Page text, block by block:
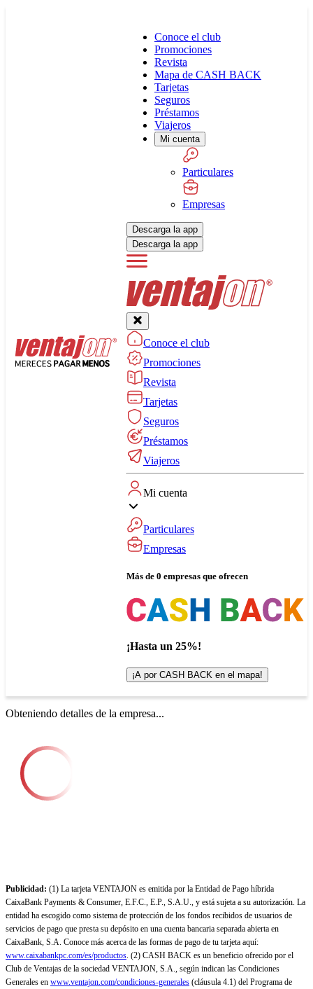
Conoce el club
Promociones
Revista
Mapa de CASH BACK
Tarjetas
Seguros
Préstamos
Viajeros
Mi cuenta
Particulares
Empresas
Descarga la app
Descarga la app
Conoce el club
Promociones
Revista
Tarjetas
Seguros
Préstamos
Viajeros
Mi cuenta
Particulares
Empresas
Más de 0 empresas que ofrecen
¡Hasta un 25%!
¡A por CASH BACK en el mapa!
Obteniendo detalles de la empresa...
Publicidad: (1) La tarjeta VENTAJON es emitida por la Entidad de Pago híbrida
CaixaBank Payments & Consumer, E.F.C., E.P., S.A.U., y está sujeta a su autorización. La
entidad ha escogido como sistema de protección de los fondos recibidos de usuarios de
servicios de pago que presta su depósito en una cuenta bancaria separada abierta en
CaixaBank, S.A. Conoce más acerca de las formas de pago de tu tarjeta aquí:
www.caixabankpc.com/es/productos. (2) CASH BACK es un beneficio ofrecido por el
Club de Ventajas de la sociedad VENTAJON, S.A., según indican las Condiciones
Generales en www.ventajon.com/condiciones-generales (cláusula 4.1) del Programa de